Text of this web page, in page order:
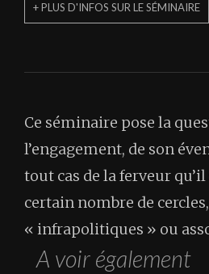
+ PLUS D'INFOS SUR LE SÉMINAIRE
Ce séminaire pose la
l’engagement, de son
tout cas de la ferveur
certain nombre de
« infrapolitiques » ou
A voir également